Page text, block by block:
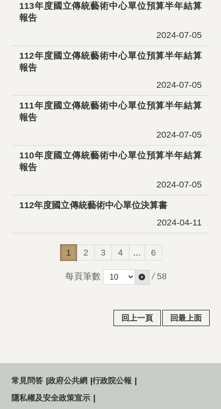
113年度國立傳統藝術中心單位預算半年結算
報告
2024-07-05
112年度國立傳統藝術中心單位預算半年結算
報告
2024-07-05
111年度國立傳統藝術中心單位預算半年結算
報告
2024-07-05
110年度國立傳統藝術中心單位預算半年結算
報告
2024-07-05
112年度國立傳統藝術中心單位決算書
2024-04-11
1 2 3 4 ... 6
每頁筆數 / 58
回上一頁 回最上面
常見問答 政府公共網 行政院公報
隱私權及安全政策宣示